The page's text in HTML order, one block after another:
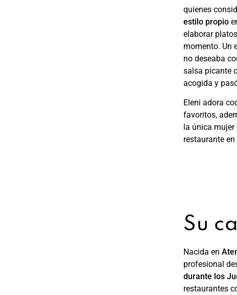
quienes
estilo propio
elaborar
momento. Un
no deseaba
salsa picante
acogida y
Eleni adora
favoritos,
la única
restaurante
Su
Nacida en
profesional
durante los
restaurantes